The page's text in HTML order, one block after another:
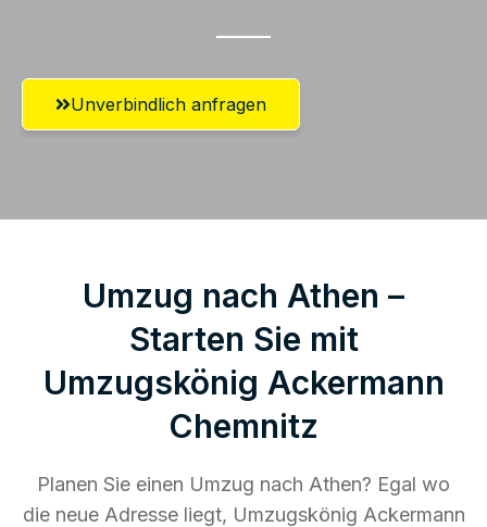
Unverbindlich anfragen
Umzug nach Athen –
Starten Sie mit
Umzugskönig Ackermann
Chemnitz
Planen Sie einen Umzug nach Athen? Egal wo
die neue Adresse liegt, Umzugskönig Ackermann